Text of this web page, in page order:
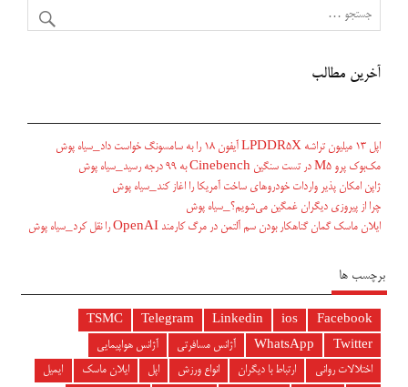
آخرین مطالب
اپل ۱۳ میلیون تراشه LPDDR5X آیفون ۱۸ را به سامسونگ خواست داد_سیاه پوش
مک‌بوک پرو M5 در تست سنگین Cinebench به ۹۹ درجه رسید_سیاه پوش
ژاپن امکان پذیر واردات خودروهای ساخت آمریکا را اغاز کند_سیاه پوش
چرا از پیروزی دیگران غمگین می‌شویم؟_سیاه پوش
ایلان ماسک گمان گناهکار بودن سم آلتمن در مرگ کارمند OpenAI را نقل کرد_سیاه پوش
برچسب ها
Facebook
ios
Linkedin
Telegram
TSMC
Twitter
WhatsApp آژانس مسافرتی
آژانس هواپیمایی
اختلالات روانی
ارتباط با دیگران انواع ورزش اپل ایلان ماسک
ایمیل